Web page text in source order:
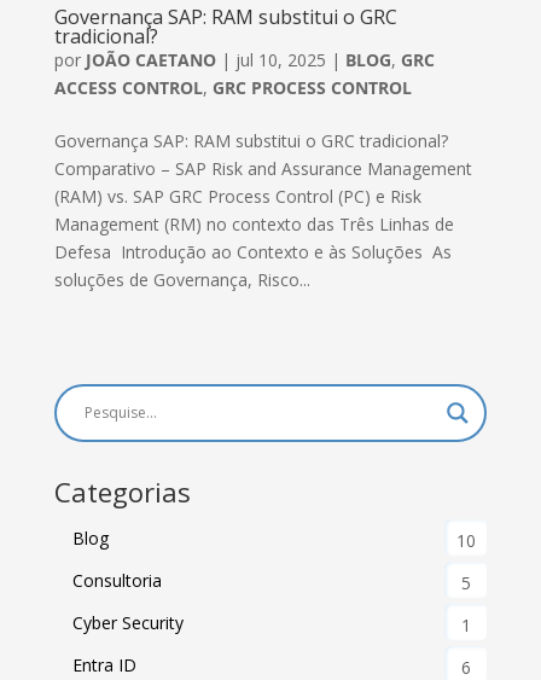
Governança SAP: RAM substitui o GRC
tradicional?
por JOÃO CAETANO| jul 10, 2025 | BLOG, GRC
ACCESS CONTROL, GRC PROCESS CONTROL
Governança SAP: RAM substitui o GRC tradicional?
Comparativo – SAP Risk and Assurance Management
(RAM) vs. SAP GRC Process Control (PC) e Risk
Management (RM) no contexto das Três Linhas de
Defesa Introdução ao Contexto e às Soluções As
soluções de Governança, Risco...
Categorias
Blog
10
Consultoria
5
Cyber Security
1
Entra ID
6